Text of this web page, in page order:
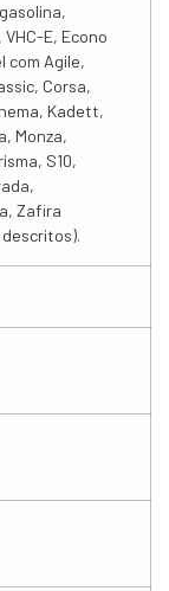
E, Econo
com Agile,
Corsa,
Kadett,
Monza,
S10,
Zafira